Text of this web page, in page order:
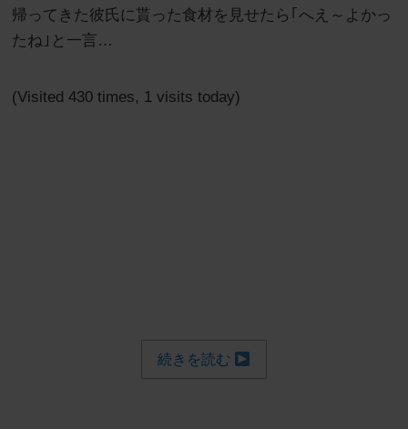
帰ってきた彼氏に貰った食材を見せたら｢へえ～よかっ
たね｣と一言…
(Visited 430 times, 1 visits today)
続きを読む